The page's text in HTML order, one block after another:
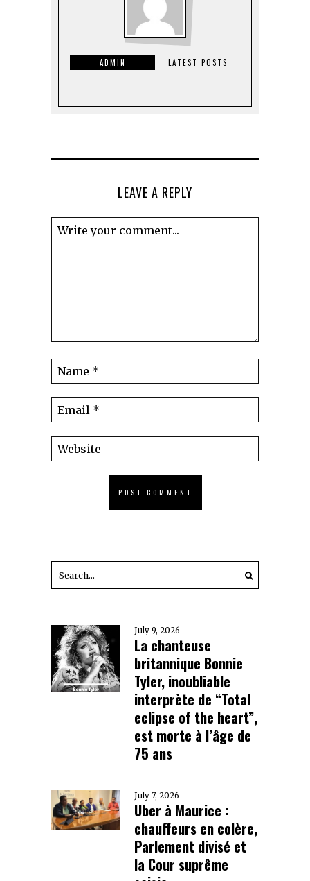
ADMIN LATEST POSTS
LEAVE A REPLY
July 9, 2026
La chanteuse
britannique Bonnie
Tyler, inoubliable
interprète de “Total
eclipse of the heart”,
est morte à l’âge de
75 ans
July 7, 2026
Uber à Maurice :
chauffeurs en colère,
Parlement divisé et
la Cour suprême